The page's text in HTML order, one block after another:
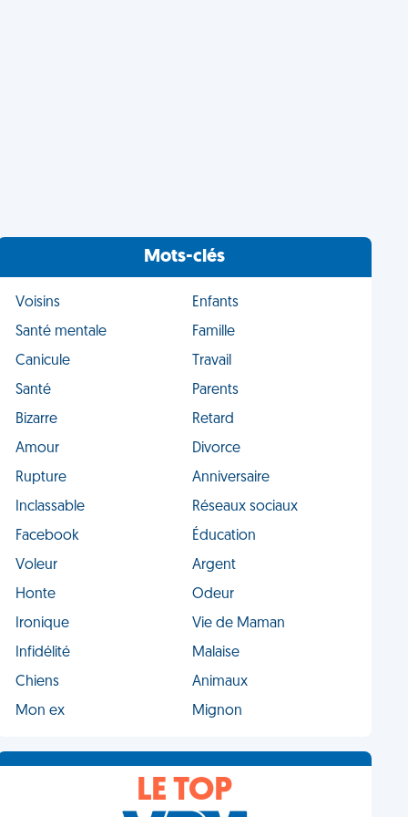
Mots-clés
Voisins
Enfants
Santé mentale
Famille
Canicule
Travail
Santé
Parents
Bizarre
Retard
Amour
Divorce
Rupture
Anniversaire
Inclassable
Réseaux sociaux
Facebook
Éducation
Voleur
Argent
Honte
Odeur
Ironique
Vie de Maman
Infidélité
Malaise
Chiens
Animaux
Mon ex
Mignon
LE TOP